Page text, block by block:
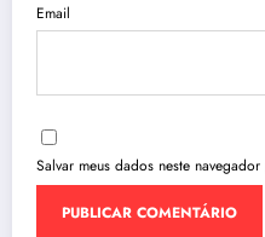
Email
Salvar meus dados neste